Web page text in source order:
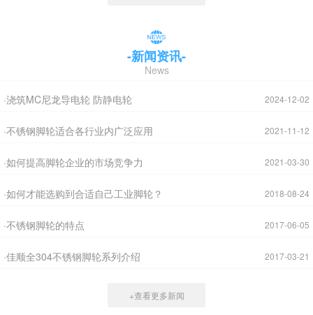
-新闻资讯-
News
2024-12-02
·浇筑MC尼龙导电轮 防静电轮
2021-11-12
·不锈钢脚轮适合各行业内广泛应用
2021-03-30
·如何提高脚轮企业的市场竞争力
2018-08-24
·如何才能选购到合适自己工业脚轮？
2017-06-05
·不锈钢脚轮的特点
2017-03-21
·佳顺全304不锈钢脚轮系列介绍
+查看更多新闻